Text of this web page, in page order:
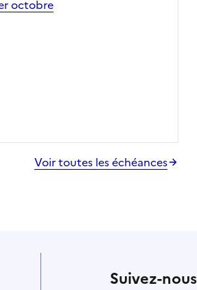
octobre
Voir toutes les échéances
Suivez-nous